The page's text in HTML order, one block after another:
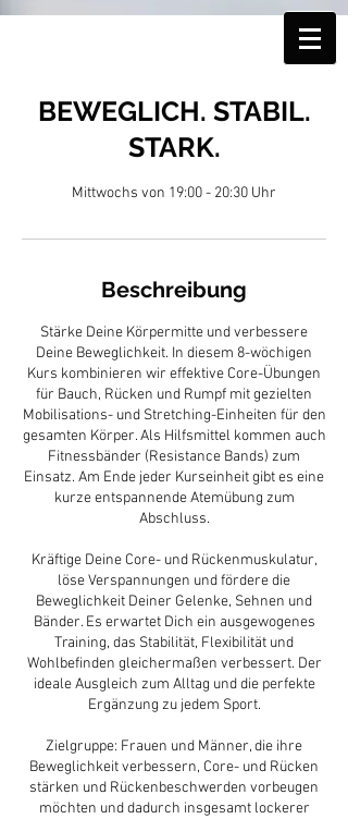
BEWEGLICH. STABIL.
STARK.
Mittwochs von 19:00 - 20:30 Uhr
Beschreibung
Stärke Deine Körpermitte und verbessere
Deine Beweglichkeit. In diesem 8-wöchigen
Kurs kombinieren wir effektive Core-Übungen
für Bauch, Rücken und Rumpf mit gezielten
Mobilisations- und Stretching-Einheiten für den
gesamten Körper. Als Hilfsmittel kommen auch
Fitnessbänder (Resistance Bands) zum
Einsatz. Am Ende jeder Kurseinheit gibt es eine
kurze entspannende Atemübung zum
Abschluss.
Kräftige Deine Core- und Rückenmuskulatur,
löse Verspannungen und fördere die
Beweglichkeit Deiner Gelenke, Sehnen und
Bänder. Es erwartet Dich ein ausgewogenes
Training, das Stabilität, Flexibilität und
Wohlbefinden gleichermaßen verbessert. Der
ideale Ausgleich zum Alltag und die perfekte
Ergänzung zu jedem Sport.
Zielgruppe: Frauen und Männer, die ihre
Beweglichkeit verbessern, Core- und Rücken
stärken und Rückenbeschwerden vorbeugen
möchten und dadurch insgesamt lockerer